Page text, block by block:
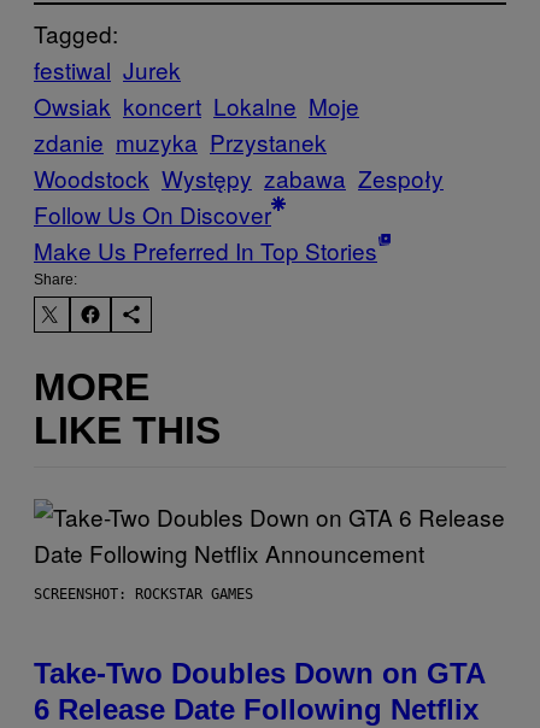
Tagged:
festiwal Jurek
Owsiak koncert Lokalne Moje
zdanie muzyka Przystanek
Woodstock Występy zabawa Zespoły
Follow Us On Discover
Make Us Preferred In Top Stories
Share:
MORE
LIKE THIS
SCREENSHOT: ROCKSTAR GAMES
Take-Two Doubles Down on GTA
6 Release Date Following Netflix